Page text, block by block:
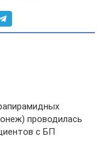
проводилась
с БП